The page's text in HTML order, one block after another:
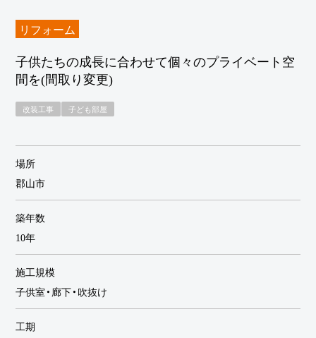
イベント
会社案内 スタッフ紹介
採用情報
リフォーム
子供たちの成長に合わせて個々のプライベート空
間を(間取り変更)
改装工事 子ども部屋
場所
郡山市
築年数
10年
施工規模
子供室・廊下・吹抜け
工期